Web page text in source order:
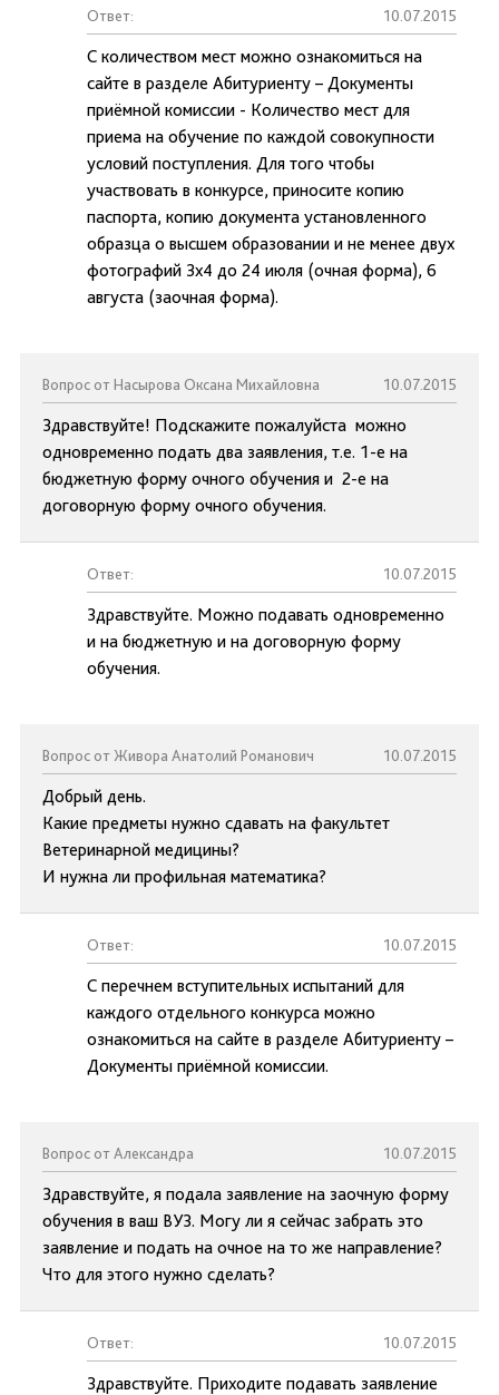
Ответ: 10.07.2015
С количеством мест можно ознакомиться на
сайте в разделе Абитуриенту – Документы
приёмной комиссии - Количество мест для
приема на обучение по каждой совокупности
условий поступления. Для того чтобы
участвовать в конкурсе, приносите копию
паспорта, копию документа установленного
образца о высшем образовании и не менее двух
фотографий 3х4 до 24 июля (очная форма), 6
августа (заочная форма).
Вопрос от Насырова Оксана Михайловна 10.07.2015
Здравствуйте! Подскажите пожалуйста можно
одновременно подать два заявления, т.е. 1-е на
бюджетную форму очного обучения и 2-е на
договорную форму очного обучения.
Ответ: 10.07.2015
Здравствуйте. Можно подавать одновременно
и на бюджетную и на договорную форму
обучения.
Вопрос от Живора Анатолий Романович 10.07.2015
Добрый день.
Какие предметы нужно сдавать на факультет
Ветеринарной медицины?
И нужна ли профильная математика?
Ответ: 10.07.2015
С перечнем вступительных испытаний для
каждого отдельного конкурса можно
ознакомиться на сайте в разделе Абитуриенту –
Документы приёмной комиссии.
Вопрос от Александра 10.07.2015
Здравствуйте, я подала заявление на заочную форму
обучения в ваш ВУЗ. Могу ли я сейчас забрать это
заявление и подать на очное на то же направление?
Что для этого нужно сделать?
Ответ: 10.07.2015
Здравствуйте. Приходите подавать заявление